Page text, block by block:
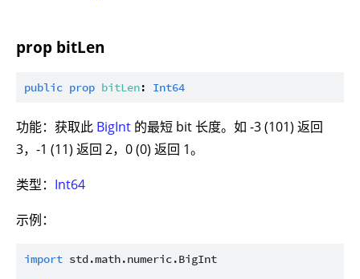
prop bitLen
public prop bitLen: Int64
功能：获取此 BigInt 的最短 bit 长度。如 -3 (101) 返回
3，-1 (11) 返回 2，0 (0) 返回 1。
类型： Int64
示例：
import std.math.numeric.BigInt